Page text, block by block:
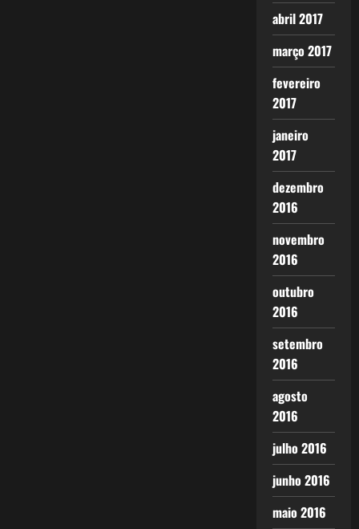
abril 2017
março 2017
fevereiro
2017
janeiro
2017
dezembro
2016
novembro
2016
outubro
2016
setembro
2016
agosto
2016
julho 2016
junho 2016
maio 2016